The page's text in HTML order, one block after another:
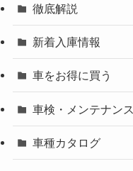
徹底解説
新着入庫情報
車をお得に買う
車検・メンテナンス
車種カタログ